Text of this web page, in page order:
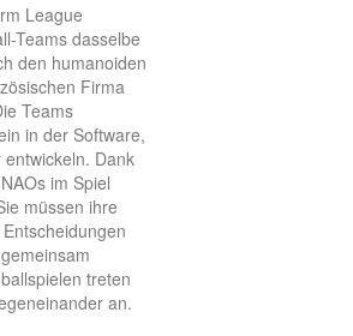
League
Teams dasselbe
den humanoiden
Firma
Teams
in der Software,
Dank
im Spiel
müssen ihre
treten
an.